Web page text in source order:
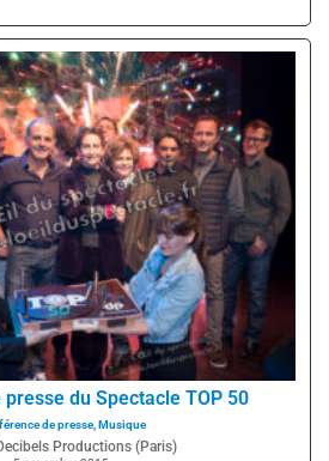
du Spectacle TOP 50
de presse,Musique
Productions (Paris)